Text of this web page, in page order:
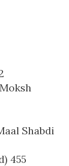
Moksh
Shabdi
455